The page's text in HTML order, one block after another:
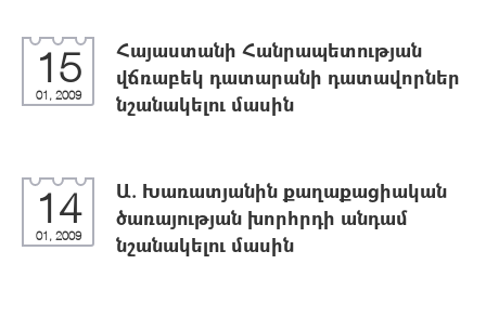
15
01, 2009
Հայաստանի Հանրապետության
վճռաբեկ դատարանի դատավորներ
նշանակելու մասին
14
01, 2009
Ա. Խառատյանին քաղաքացիական
ծառայության խորհրդի անդամ
նշանակելու մասին